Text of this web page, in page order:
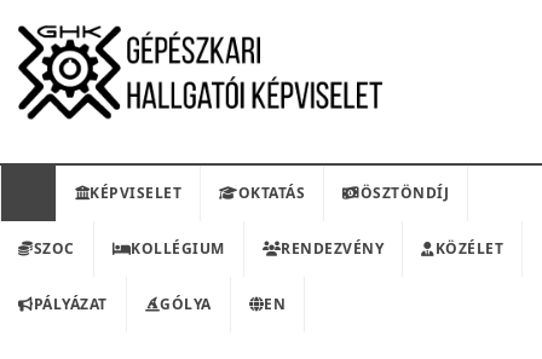
KÉPVISELET OKTATÁS ÖSZTÖNDÍJ
SZOC KOLLÉGIUM RENDEZVÉNY KÖZÉLET
PÁLYÁZAT GÓLYA EN